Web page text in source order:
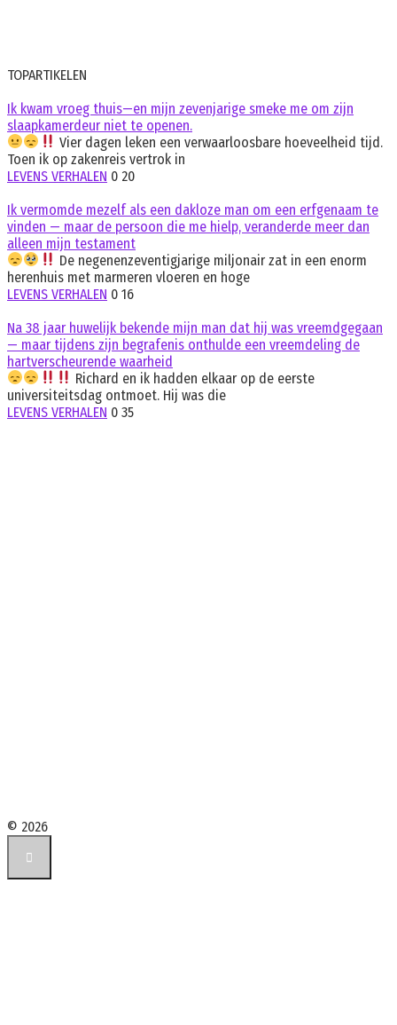
TOPARTIKELEN
Ik kwam vroeg thuis—en mijn zevenjarige smeke me om zijn
slaapkamerdeur niet te openen.
Vier dagen leken een verwaarloosbare hoeveelheid tijd.
Toen ik op zakenreis vertrok in
LEVENS VERHALEN 0 20
Ik vermomde mezelf als een dakloze man om een erfgenaam te
vinden — maar de persoon die me hielp, veranderde meer dan
alleen mijn testament
De negenenzeventigjarige miljonair zat in een enorm
herenhuis met marmeren vloeren en hoge
LEVENS VERHALEN 0 16
Na 38 jaar huwelijk bekende mijn man dat hij was vreemdgegaan
— maar tijdens zijn begrafenis onthulde een vreemdeling de
hartverscheurende waarheid
Richard en ik hadden elkaar op de eerste
universiteitsdag ontmoet. Hij was die
LEVENS VERHALEN 0 35
© 2026